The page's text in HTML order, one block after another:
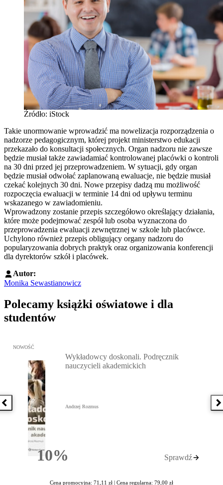
Źródło: iStock
Takie unormowanie wprowadzić ma nowelizacja rozporządzenia o
nadzorze pedagogicznym, której projekt ministerstwo edukacji
przekazało do konsultacji społecznych. Organ nadzoru nie zawsze
będzie musiał także zawiadamiać kontrolowanej placówki o kontroli
na 30 dni przed jej przeprowadzeniem. W sytuacji, gdy organ
będzie musiał odwołać zaplanowaną ewaluacje, nie będzie musiał
czekać kolejnych 30 dni. Nowe przepisy dadzą mu możliwość
rozpoczęcia ewaluacji w terminie 14 dni od upływu terminu
wskazanego w zawiadomieniu.
Wprowadzony zostanie przepis szczegółowo określający działania,
które może podejmować zespół lub osoba wyznaczona do
przeprowadzenia ewaluacji zewnętrznej w szkole lub placówce.
Uchylono również przepis obligujący organy nadzoru do
popularyzowania dobrych praktyk oraz organizowania konferencji
dla dyrektorów szkół i placówek.
Autor:
Monika Sewastianowicz
Polecamy książki oświatowe i dla
studentów
Poprzednia książka
Przejdź do: Wykładowcy doskonali. Podręcznik nauczycieli
NOWOŚĆ
10%Rabatu
Wykładowcy doskonali. Podręcznik
nauczycieli akademickich
Andrzej Rozmus
Sprawdź
Cena promocyjna: 71,11 zł | Cena regularna: 79,00 zł